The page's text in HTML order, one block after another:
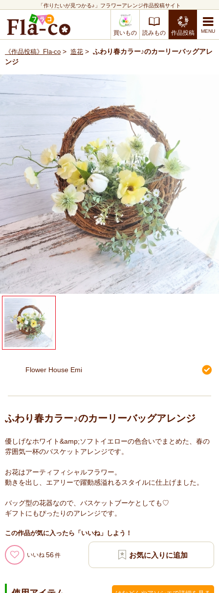
「作りたいが見つかる♪」フラワーアレンジ作品投稿サイト
買いもの 読みもの 作品投稿
《作品投稿》Fla-co > 造花 > ふわり春カラー♪のカーリーバッグアレ
ンジ
Flower House Emi
ふわり春カラー♪のカーリーバッグアレンジ
優しげなホワイト&amp;ソフトイエローの色合いでまとめた、春の
雰囲気一杯のバスケットアレンジです。
お花はアーティフィシャルフラワー。
動きを出し、エアリーで躍動感溢れるスタイルに仕上げました。
バッグ型の花器なので、バスケットブーケとしても♡
ギフトにもぴったりのアレンジです。
この作品が気に入ったら「いいね」しよう！
いいね 56